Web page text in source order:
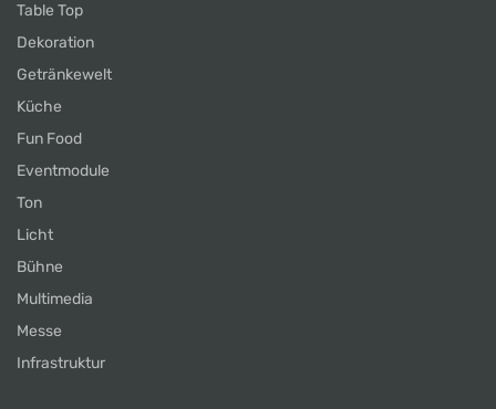
Table Top
Dekoration
Getränkewelt
Küche
Fun Food
Eventmodule
Ton
Licht
Bühne
Multimedia
Messe
Infrastruktur